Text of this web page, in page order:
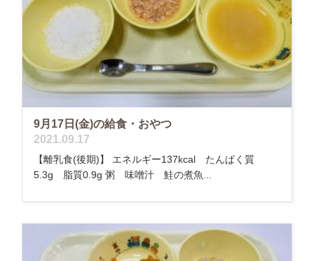
9月17日(金)の給食・おやつ
2021.09.17
【離乳食(後期)】 エネルギー137kcal たんぱく質
5.3g 脂質0.9g 粥 味噌汁 鮭の煮魚...